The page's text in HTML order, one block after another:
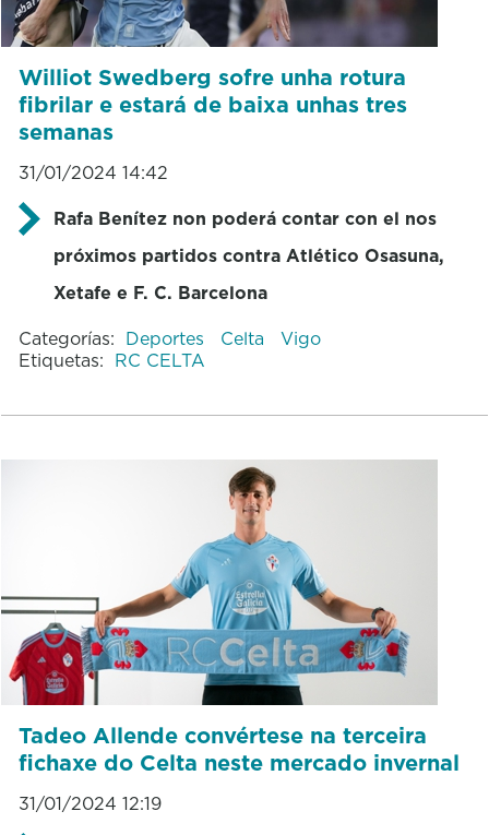
Williot Swedberg sofre unha rotura
fibrilar e estará de baixa unhas tres
semanas
31/01/2024 14:42
Rafa Benítez non poderá contar con el nos
próximos partidos contra Atlético Osasuna,
Xetafe e F. C. Barcelona
Categorías: Deportes Celta
Vigo
Etiquetas: RC CELTA
Tadeo Allende convértese na terceira
fichaxe do Celta neste mercado invernal
31/01/2024 12:19